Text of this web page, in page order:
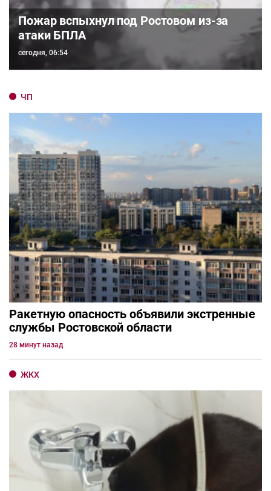
Пожар вспыхнул под Ростовом из-за
атаки БПЛА
сегодня, 06:54
ЧП
Ракетную опасность объявили экстренные
службы Ростовской области
28 минут назад
ЖКХ